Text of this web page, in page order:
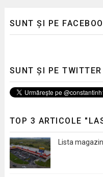
SUNT ȘI PE
SUNT ȘI PE
TOP 3 ARTICOLE
Lista